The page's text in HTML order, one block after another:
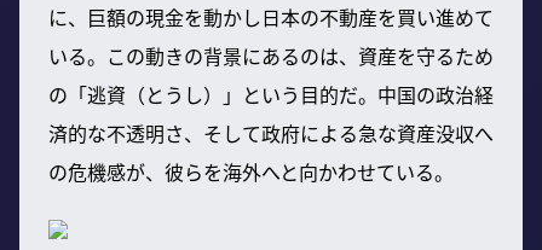
に、巨額の現金を動かし日本の不動産を買い進めて
いる。この動きの背景にあるのは、資産を守るため
の「逃資（とうし）」という目的だ。中国の政治経
済的な不透明さ、そして政府による急な資産没収へ
の危機感が、彼らを海外へと向かわせている。